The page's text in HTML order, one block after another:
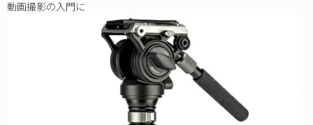
動画撮影の入門に